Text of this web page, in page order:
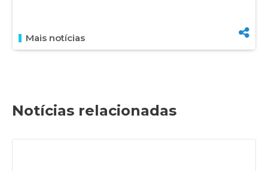
Mais notícias
Notícias relacionadas